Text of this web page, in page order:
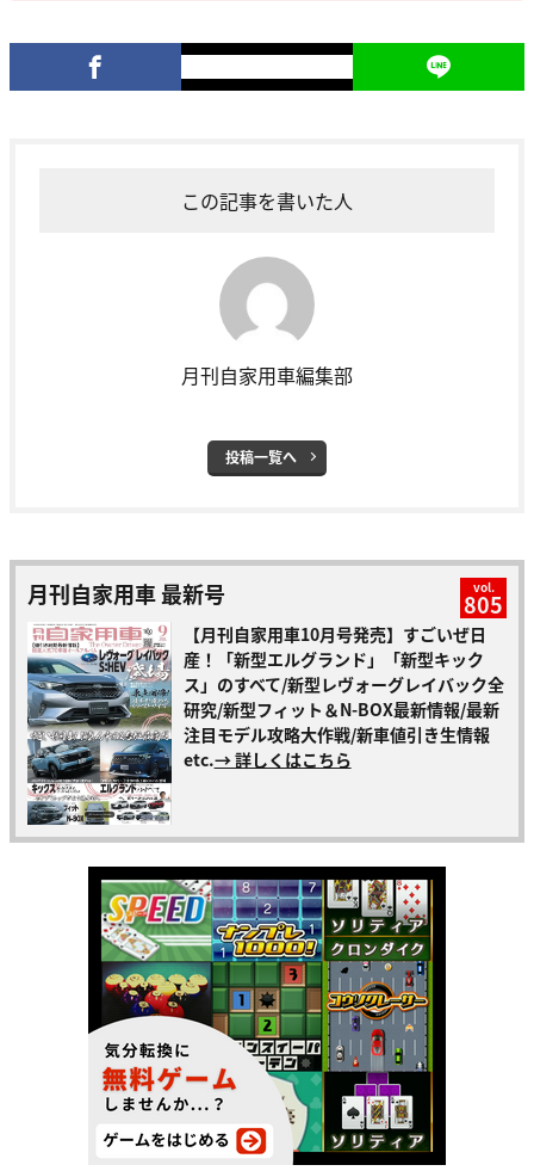
この記事を書いた人
月刊自家用車編集部
投稿一覧へ
月刊自家用車 最新号 vol.
805
【月刊自家用車10月号発売】すごいぜ日
産！「新型エルグランド」「新型キック
ス」のすべて/新型レヴォーグレイバック全
研究/新型フィット＆N-BOX最新情報/最新
注目モデル攻略大作戦/新車値引き生情報
etc.→ 詳しくはこちら